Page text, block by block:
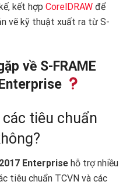
kết hợp CorelDRAW để
vẽ kỹ thuật xuất ra từ S-
về S-FRAME
các tiêu chuẩn
Enterprise hỗ trợ nhiều
tiêu chuẩn TCVN và các